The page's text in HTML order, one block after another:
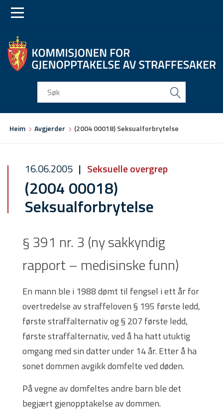
to
to
Heim Avgjerder (2004 00018) Seksualforbrytelse
16.06.2005 Seksuelle overgrep
(2004 00018)
Seksualforbrytelse
§ 391 nr. 3 (ny sakkyndig
rapport – medisinske funn)
En mann ble i 1988 dømt til fengsel i ett år for
overtredelse av straffeloven § 195 første ledd,
første straffalternativ og § 207 første ledd,
første straffalternativ, ved å ha hatt utuktig
omgang med sin datter under 14 år. Etter å ha
sonet dommen avgikk domfelte ved døden.
På vegne av domfeltes andre barn ble det
begjært gjenopptakelse av dommen.